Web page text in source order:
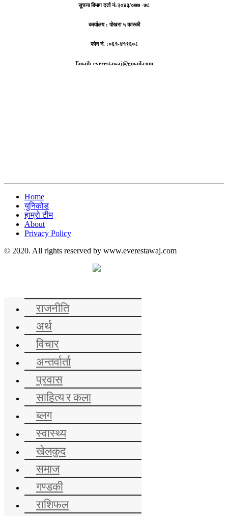
सूचना बिभाग दर्ता नं:२०४३/०७७ -७८
कार्यालय :पोखरा ५ कास्की
फोन नं. :०६१-४१९६०८
Email: everestawaj@gmail.com
Home
युनिकोड
हाम्रो टीम
About
Privacy Policy
© 2020. All rights reserved by www.everestawaj.com
राजनीति
अर्थ
विचार
अन्तर्वार्ता
प्रवास
साहित्य र कला
ब्लग
स्वास्थ्य
खेलकुद
समाज
गण्डकी
राशिफल